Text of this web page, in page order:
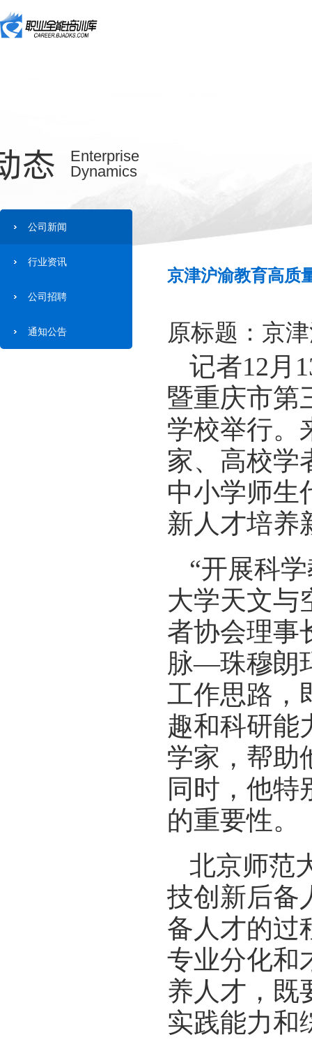
态
Enterprise
Dynamics
公司新闻
行业资讯
公司招聘
通知公告
京津沪渝教育高质
原标题：京
记者12月
暨重庆市第
学校举行。
家、高校学
中小学师生
新人才培养
“开展科
大学天文与
者协会理事
脉—珠穆朗
工作思路，
趣和科研能
学家，帮助
同时，他特
的重要性。
北京师范
技创新后备
备人才的过
专业分化和
养人才，既
实践能力和